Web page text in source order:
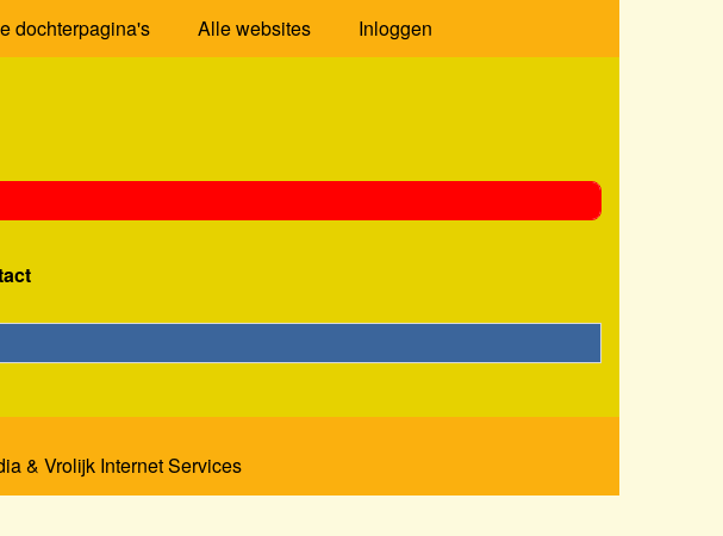
dochterpagina's Alle websites Inloggen
& Vrolijk Internet Services